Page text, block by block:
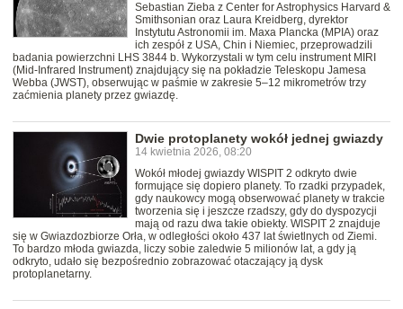
Sebastian Zieba z Center for Astrophysics Harvard &
Smithsonian oraz Laura Kreidberg, dyrektor
Instytutu Astronomii im. Maxa Plancka (MPIA) oraz
ich zespół z USA, Chin i Niemiec, przeprowadzili
badania powierzchni LHS 3844 b. Wykorzystali w tym celu instrument MIRI
(Mid-Infrared Instrument) znajdujący się na pokładzie Teleskopu Jamesa
Webba (JWST), obserwując w paśmie w zakresie 5–12 mikrometrów trzy
zaćmienia planety przez gwiazdę.
Dwie protoplanety wokół jednej gwiazdy
14 kwietnia 2026, 08:20
Wokół młodej gwiazdy WISPIT 2 odkryto dwie
formujące się dopiero planety. To rzadki przypadek,
gdy naukowcy mogą obserwować planety w trakcie
tworzenia się i jeszcze rzadszy, gdy do dyspozycji
mają od razu dwa takie obiekty. WISPIT 2 znajduje
się w Gwiazdozbiorze Orła, w odległości około 437 lat świetlnych od Ziemi.
To bardzo młoda gwiazda, liczy sobie zaledwie 5 milionów lat, a gdy ją
odkryto, udało się bezpośrednio zobrazować otaczający ją dysk
protoplanetarny.